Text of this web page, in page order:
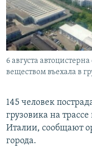
ПОБЕДИТЕЛЕЙ НЕ
КРЫМ.НЕПОКОРЕННЫЙ
ELIFBE
УКРАИНСКАЯ
ПРИСОЕДИНЯЙТЕСЬ!
Все сайты RFE/RL
6 августа
веществом въехала в
145 человек
грузовика на
Италии, сообщают
города.